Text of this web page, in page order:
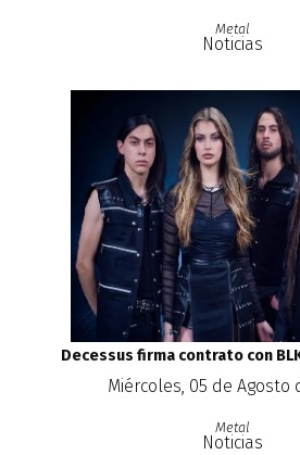
Metal
Noticias
Decessus firma contrato con
Miércoles, 05 de Agosto
Metal
Noticias